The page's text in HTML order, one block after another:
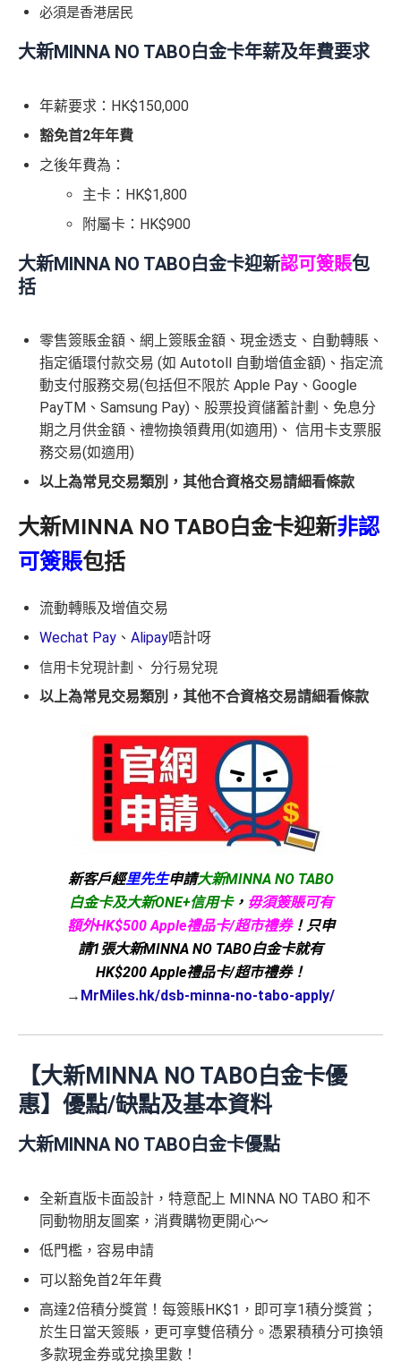
必須是香港居民
大新MINNA NO TABO白金卡年薪及年費要求
年薪要求：HK$150,000
豁免首2年年費
之後年費為：
主卡：HK$1,800
附屬卡：HK$900
大新MINNA NO TABO白金卡迎新認可簽賬包
括
零售簽賬金額、網上簽賬金額、現金透支、自動轉賬、
指定循環付款交易 (如 Autotoll 自動增值金額)、指定流
動支付服務交易(包括但不限於 Apple Pay、Google
PayTM、Samsung Pay)、股票投資儲蓄計劃、免息分
期之月供金額、禮物換領費用(如適用)、 信用卡支票服
務交易(如適用)
以上為常見交易類別，其他合資格交易請細看條款
大新MINNA NO TABO白金卡迎新非認
可簽賬包括
流動轉賬及增值交易
Wechat Pay 、 Alipay唔計呀
信用卡兌現計劃、 分行易兌現
以上為常見交易類別，其他不合資格交易請細看條款
新客戶經里先生申請大新MINNA NO TABO
白金卡及大新ONE+信用卡， 毋須簽賬可有
額外HK$500 Apple禮品卡/超市禮券！只申
請1張大新MINNA NO TABO白金卡就有
HK$200 Apple禮品卡/超市禮券！
→ MrMiles.hk/dsb-minna-no-tabo-apply/
【大新MINNA NO TABO白金卡優
惠】優點/缺點及基本資料
大新MINNA NO TABO白金卡優點
全新直版卡面設計，特意配上 MINNA NO TABO 和不
同動物朋友圖案，消費購物更開心～
低門檻，容易申請
可以豁免首2年年費
高達2倍積分獎賞！每簽賬HK$1，即可享1積分獎賞；
於生日當天簽賬，更可享雙倍積分。憑累積積分可換領
多款現金券或兌換里數！